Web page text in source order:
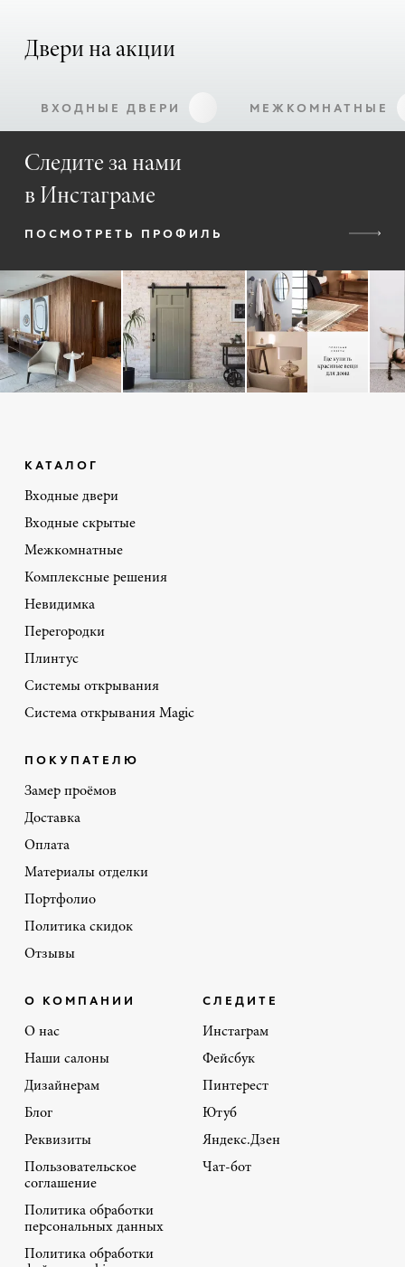
Двери на акции
ВХОДНЫЕ ДВЕРИ МЕЖКОМНАТНЫЕ
Следите за нами
в Инстаграме
ПОСМОТРЕТЬ ПРОФИЛЬ
КАТАЛОГ
Входные двери
Входные скрытые
Межкомнатные
Комплексные решения
Невидимка
Перегородки
Плинтус
Системы открывания
Система открывания Magic
ПОКУПАТЕЛЮ
Замер проёмов
Доставка
Оплата
Материалы отделки
Портфолио
Политика скидок
Отзывы
О КОМПАНИИ
О нас
Наши салоны
Дизайнерам
Блог
Реквизиты
Пользовательское
соглашение
Политика обработки
персональных данных
Политика обработки
СЛЕДИТЕ
Инстаграм
Фейсбук
Пинтерест
Ютуб
Яндекс.Дзен
Чат-бот